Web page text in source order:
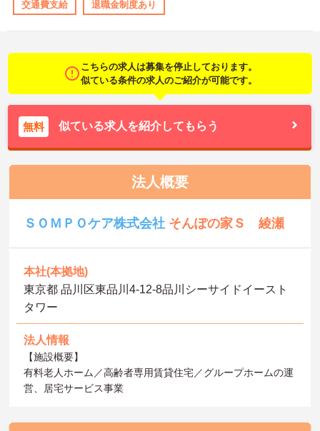
交通費支給 退職金制度あり
こちらの求人は募集を停止しております。
似ている条件の求人のご紹介が可能です。
無料 似ている求人を紹介してもらう
法人概要
ＳＯＭＰＯケア株式会社 そんぽの家Ｓ 綾瀬
本社(本拠地)
東京都 品川区東品川4-12-8品川シーサイドイースト
タワー
法人情報
【施設概要】
有料老人ホーム／高齢者専用賃貸住宅／グループホームの運
営、居宅サービス事業